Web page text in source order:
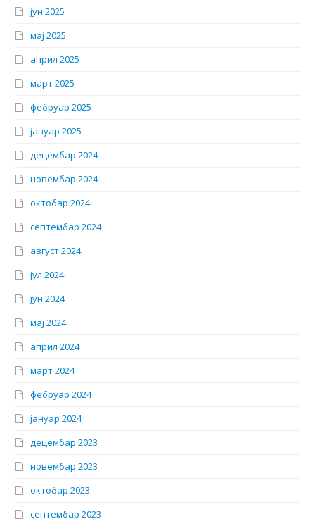
јун 2025
мај 2025
април 2025
март 2025
фебруар 2025
јануар 2025
децембар 2024
новембар 2024
октобар 2024
септембар 2024
август 2024
јул 2024
јун 2024
мај 2024
април 2024
март 2024
фебруар 2024
јануар 2024
децембар 2023
новембар 2023
октобар 2023
септембар 2023